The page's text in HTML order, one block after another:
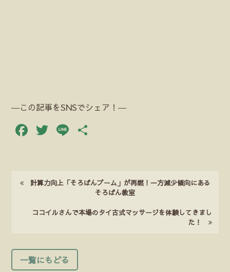
―この記事をSNSでシェア！―
Facebook
Twitter
Line
計算力向上「そろばんブーム」が再燃！一方減少傾向にある
そろばん教室
ココイルさんで本場のタイ古式マッサージを体験してきまし
た！
一覧にもどる